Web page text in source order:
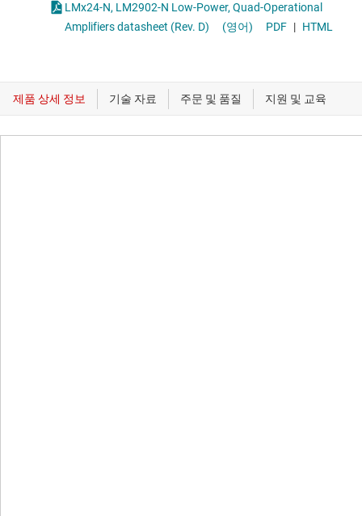
LMx24-N, LM2902-N Low-Power, Quad-Operational
Amplifiers datasheet (Rev. D)
(영어) PDF | HTML